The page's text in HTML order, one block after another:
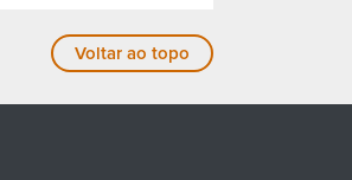
Voltar ao topo